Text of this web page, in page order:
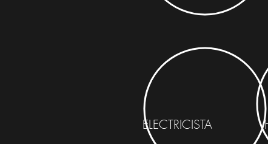
ELECTRICISTA